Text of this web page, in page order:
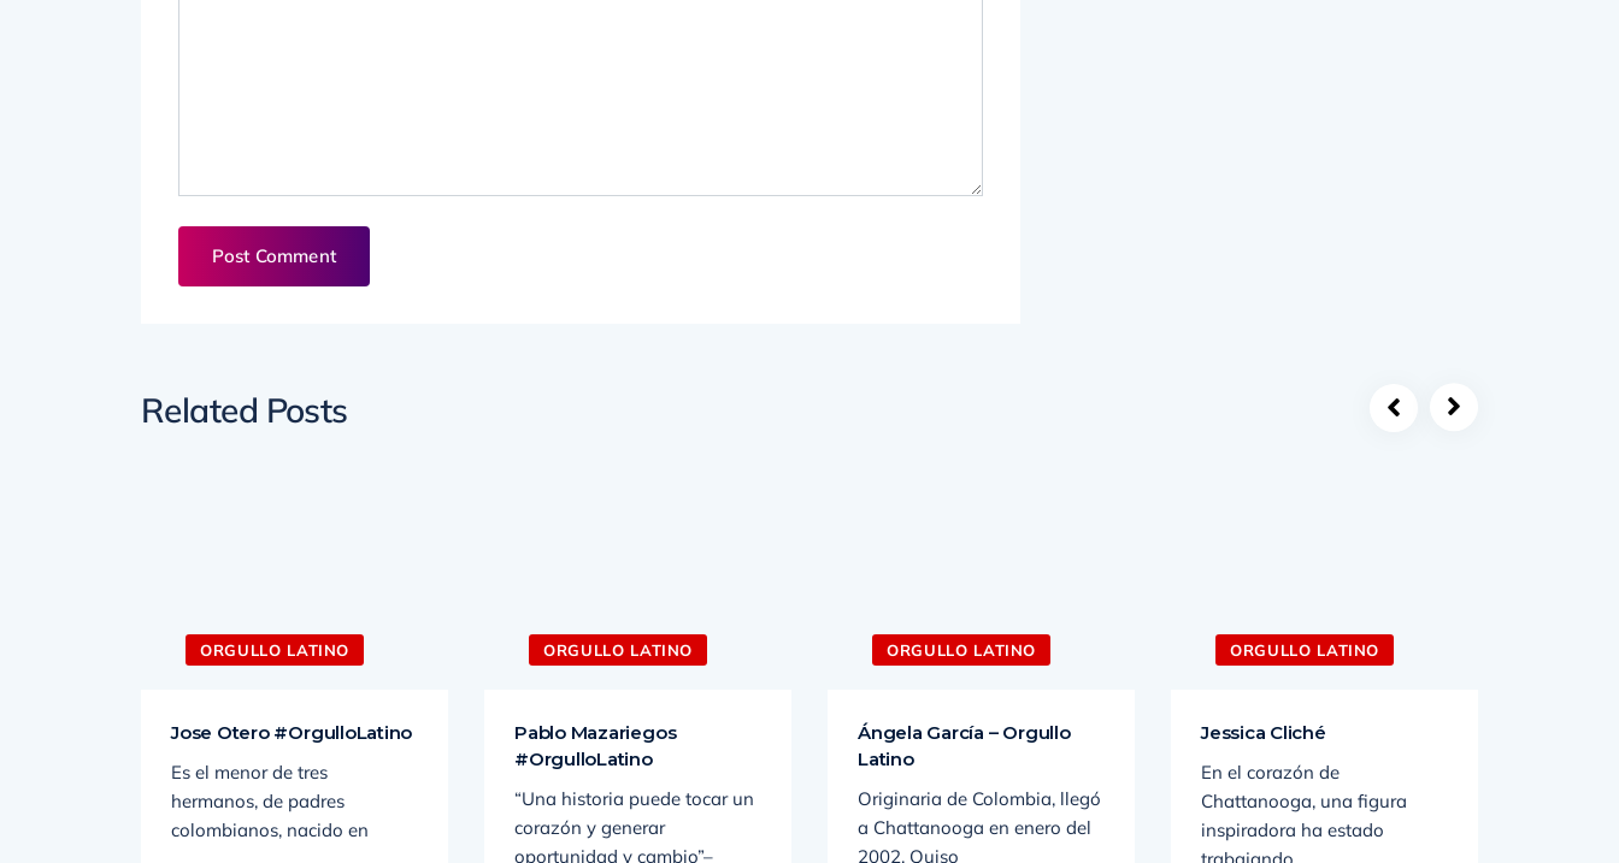
Related Posts
ORGULLO LATINO
Jose Otero #OrgulloLatino
Es el menor de tres
hermanos, de padres
colombianos, nacido en
ORGULLO LATINO
Pablo Mazariegos
#OrgulloLatino
“Una historia puede tocar un
corazón y generar
oportunidad y cambio”–
ORGULLO LATINO
Ángela García – Orgullo
Latino
Originaria de Colombia, llegó
a Chattanooga en enero del
2002. Quiso
ORGULLO LATINO
Jessica Cliché
En el corazón de
Chattanooga, una figura
inspiradora ha estado
trabajando